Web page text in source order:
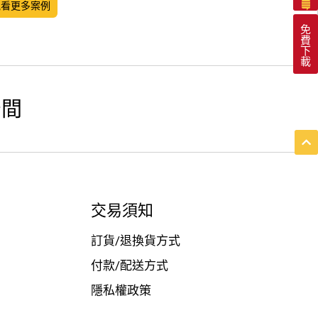
更多案例
免
費
下
載
交易須知
訂貨/退換貨方式
付款/配送方式
隱私權政策